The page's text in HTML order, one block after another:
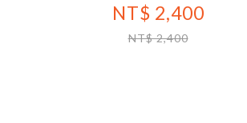
NT$ 2,400
NT$ 2,400